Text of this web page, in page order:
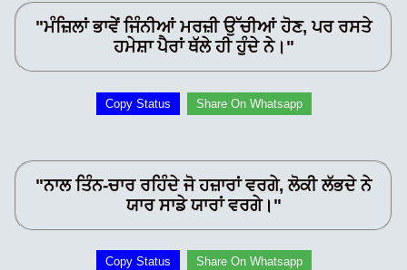
"ਮੰਜ਼ਿਲਾਂ ਭਾਵੇਂ ਜਿੰਨੀਆਂ ਮਰਜ਼ੀ ਉੱਚੀਆਂ ਹੋਣ, ਪਰ ਰਸਤੇ
ਹਮੇਸ਼ਾ ਪੈਰਾਂ ਥੱਲੇ ਹੀ ਹੁੰਦੇ ਨੇ।"
Copy Status Share On Whatsapp
"ਨਾਲ ਤਿੰਨ-ਚਾਰ ਰਹਿੰਦੇ ਜੋ ਹਜ਼ਾਰਾਂ ਵਰਗੇ, ਲੋਕੀ ਲੱਭਦੇ ਨੇ
ਯਾਰ ਸਾਡੇ ਯਾਰਾਂ ਵਰਗੇ।"
Copy Status Share On Whatsapp